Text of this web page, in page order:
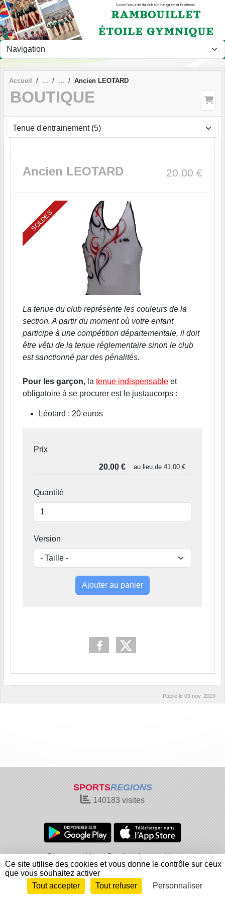
Accueil Ancien LEOTARD
BOUTIQUE
Ancien LEOTARD 20.00 €
SOLDES
La tenue du club représente les couleurs de la
section. A partir du moment où votre enfant
participe à une compétition départementale, il doit
être vêtu de la tenue réglementaire sinon le club
est sanctionné par des pénalités.
Pour les garçon, la tenue indispensable et
obligatoire à se procurer est le justaucorps :
Léotard : 20 euros
Prix
au lieu de 41.00 €
Quantité
Version
Ajouter au panier
Publié le 09 nov. 2019
SPORTSREGIONS
140183 visites
Charte cookies
Gestion des cookies
Informations légales
Signaler un contenu inapproprié
Envie de participer ? Connexion
Panneau de gestion des cookies
Ce site utilise des cookies et vous donne le contrôle sur ceux
que vous souhaitez activer
Tout accepter
Tout refuser Personnaliser